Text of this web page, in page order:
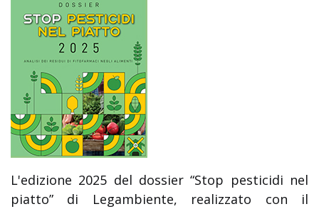
L'edizione 2025 del dossier “Stop pesticidi nel
piatto” di Legambiente, realizzato con il